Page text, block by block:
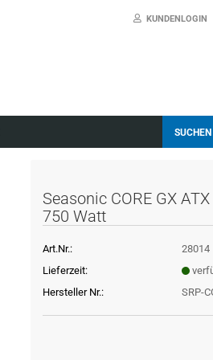
KUNDENLOGIN
SUCHEN
Seasonic CORE GX
750 Watt
Art.Nr.:
28014
Lieferzeit:
Hersteller Nr.: SRP-